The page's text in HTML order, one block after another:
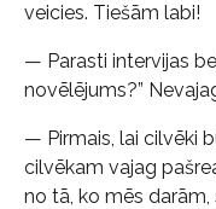
veicies. Tiešām labi!
— Parasti intervijas
novēlējums?”
— Pirmais, lai cilvēki
cilvēkam vajag
no tā, ko mēs